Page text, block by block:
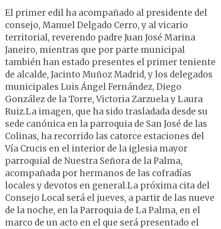
El primer edil ha acompañado al presidente del
consejo, Manuel Delgado Cerro, y al vicario
territorial, reverendo padre Juan José Marina
Janeiro, mientras que por parte municipal
también han estado presentes el primer teniente
de alcalde, Jacinto Muñoz Madrid, y los delegados
municipales Luis Ángel Fernández, Diego
González de la Torre, Victoria Zarzuela y Laura
Ruiz.La imagen, que ha sido trasladada desde su
sede canónica en la parroquia de San José de las
Colinas, ha recorrido las catorce estaciones del
Vía Crucis en el interior de la iglesia mayor
parroquial de Nuestra Señora de la Palma,
acompañada por hermanos de las cofradías
locales y devotos en general.La próxima cita del
Consejo Local será el jueves, a partir de las nueve
de la noche, en la Parroquia de La Palma, en el
marco de un acto en el que será presentado el